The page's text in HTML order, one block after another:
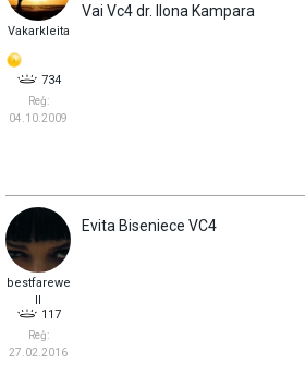
Vakarkleita
734
Reģ:
04.10.2009
Vai Vc4 dr. Ilona Kampara
bestfarewe
ll
117
Reģ:
27.02.2016
Evita Biseniece VC4